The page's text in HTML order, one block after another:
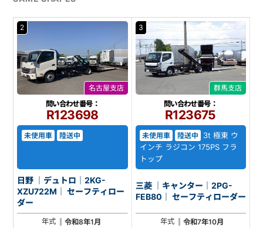
2
名古屋支店
問い合わせ番号：
R123698
未使用車 陸送中
日野 ｜デュトロ｜2KG-
XZU722M｜ セーフティロー
ダー
年式
令和8年1月
3
群馬支店
問い合わせ番号：
R123675
未使用車 陸送中
3t 極東 ウ
インチ ラジコン 175PS フラ
トップ
三菱 ｜キャンター｜2PG-
FEB80｜ セーフティローダー
年式
令和7年10月